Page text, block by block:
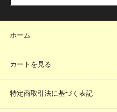
ホーム
カートを見る
特定商取引法に基づく表記